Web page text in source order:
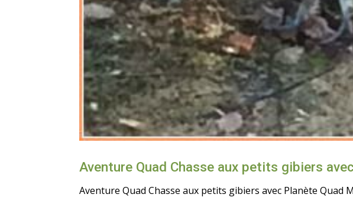
Aventure Quad Chasse aux petits gibiers
Aventure Quad Chasse aux petits gibiers avec Planète Quad